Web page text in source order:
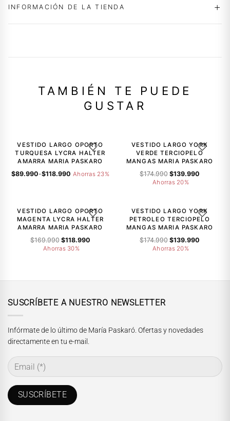
INFORMACIÓN DE LA TIENDA
TAMBIÉN TE PUEDE
GUSTAR
AGREGAR A LA LISTA DE DESEOS
VESTIDO LARGO OPORTO
TURQUESA LYCRA HALTER
AMARRA MARIA PASKARO
$89.990-$118.990
Rango
$89.990
hasta
$118.990
Ahorras 23%
VESTIDO LARGO YORK
VERDE TERCIOPELO
MANGAS MARIA PASKARO
$174.990 El
precio
$174.990.
$139.990
El
precio
$139.990.
Ahorras 20%
AGREGAR A LA LISTA DE DESEOS
VESTIDO LARGO OPORTO
MAGENTA LYCRA HALTER
AMARRA MARIA PASKARO
$169.990 El
precio
$118.990
El
precio
Ahorras 30%
VESTIDO LARGO YORK
PETROLEO TERCIOPELO
MANGAS MARIA PASKARO
$174.990 El
precio
$139.990
El
precio
Ahorras 20%
SUSCRÍBETE A NUESTRO NEWSLETTER
Infórmate de lo último de María Paskaró. Ofertas y novedades
directamente en tu e-mail.